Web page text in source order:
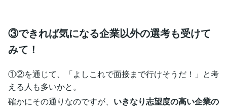
③できれば気になる企業以外の選考も受けて
みて！
①②を通じて、「よしこれで面接まで行けそうだ！」と考
える人も多いかと。
確かにその通りなのですが、 いきなり志望度の高い企業の